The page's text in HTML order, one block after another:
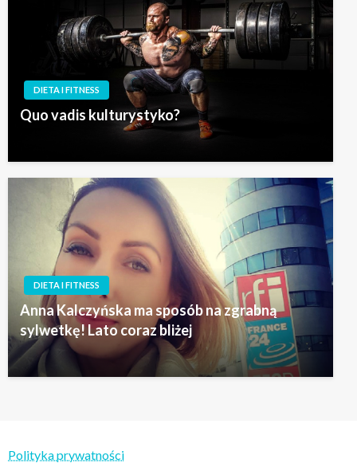
DIETA I FITNESS
Quo vadis kulturystyko?
DIETA I FITNESS
Anna Kalczyńska ma sposób na zgrabną
sylwetkę! Lato coraz bliżej
Polityka prywatności